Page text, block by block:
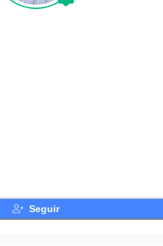
Seguir